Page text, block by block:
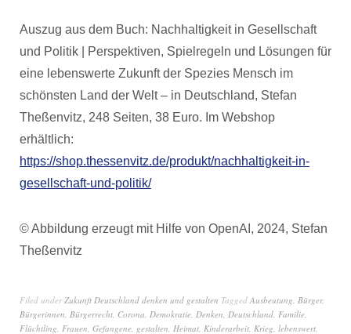
Auszug aus dem Buch: Nachhaltigkeit in Gesellschaft
und Politik | Perspektiven, Spielregeln und Lösungen für
eine lebenswerte Zukunft der Spezies Mensch im
schönsten Land der Welt – in Deutschland, Stefan
Theßenvitz, 248 Seiten, 38 Euro. Im Webshop
erhältlich:
https://shop.thessenvitz.de/produkt/nachhaltigkeit-in-
gesellschaft-und-politik/
© Abbildung erzeugt mit Hilfe von OpenAI, 2024, Stefan
Theßenvitz
Filed underZukunft Deutschland denken und gestalten Tagged Ausbeutung, Bürger,
Bürgerinnen, Bürgerrecht, Corona, Demokratie, Denken, Deutschland, Familie,
Flüchtling, Frauen, Gefangene, gestalten, Heimat, Kinderarbeit, Krieg, lebenswert,